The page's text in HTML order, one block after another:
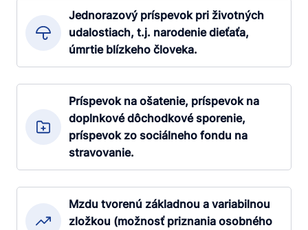
Jednorazový príspevok pri životných
udalostiach, t.j. narodenie dieťaťa,
úmrtie blízkeho človeka.
Príspevok na ošatenie, príspevok na
doplnkové dôchodkové sporenie,
príspevok zo sociálneho fondu na
stravovanie.
Mzdu tvorenú základnou a variabilnou
zložkou (možnosť priznania osobného